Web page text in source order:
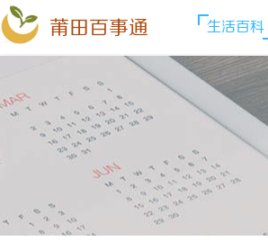
莆田百事通 生活百科